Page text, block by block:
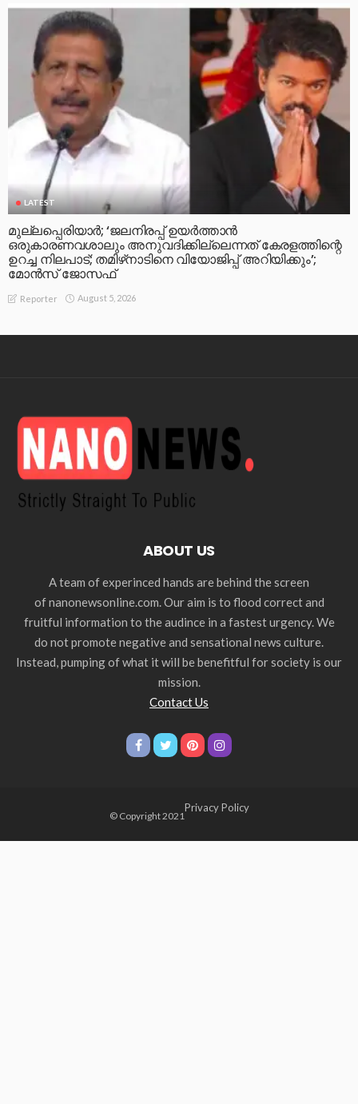
LATEST
മുല്ലപ്പെരിയാര്‍; ‘ജലനിരപ്പ് ഉയര്‍ത്താന്‍
ഒരുകാരണവശാലും അനുവദിക്കില്ലെന്നത് കേരളത്തിന്റെ
ഉറച്ച നിലപാട്; തമിഴ്‌നാടിനെ വിയോജിപ്പ് അറിയിക്കും’;
മോന്‍സ് ജോസഫ്
Reporter August 5, 2026
ABOUT US
A team of experinced hands are behind the screen
of nanonewsonline.com. Our aim is to flood correct and
fruitful information to the audince in a fastest urgency. We
do not promote negative and sensational news culture.
Instead, pumping of what it will be benefitful for society is our
mission.
Contact Us
© Copyright 2021
Privacy Policy